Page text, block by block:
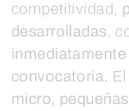
competitividad,
desarrolladas,
convocatoria.
micro,